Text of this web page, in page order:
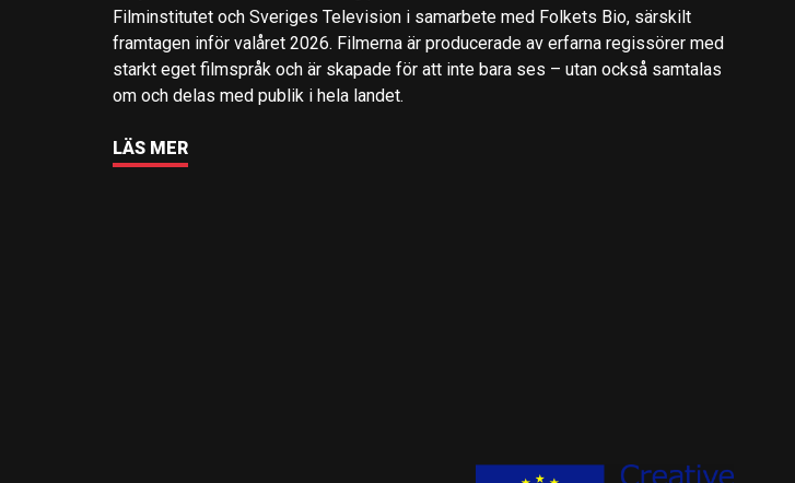
Filminstitutet och Sveriges Television i samarbete med Folkets Bio, särskilt
framtagen inför valåret 2026. Filmerna är producerade av erfarna regissörer med
starkt eget filmspråk och är skapade för att inte bara ses – utan också samtalas
om och delas med publik i hela landet.
LÄS MER